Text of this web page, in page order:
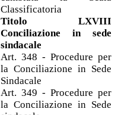
Classificatoria
Titolo LXVIII
Conciliazione in sede
sindacale
Art. 348 - Procedure per
la Conciliazione in Sede
Sindacale
Art. 349 - Procedure per
la Conciliazione in Sede